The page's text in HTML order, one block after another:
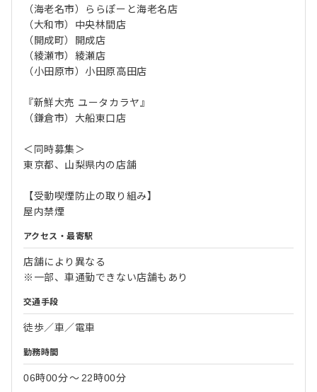
（海老名市）ららぽーと海老名店
（大和市）中央林間店
（開成町）開成店
（綾瀬市）綾瀬店
（小田原市）小田原高田店
『新鮮大売 ユータカラヤ』
（鎌倉市）大船東口店
＜同時募集＞
東京都、山梨県内の店舗
【受動喫煙防止の取り組み】
屋内禁煙
アクセス・最寄駅
店舗により異なる
※一部、車通勤できない店舗もあり
交通手段
徒歩／車／電車
勤務時間
06時00分〜 22時00分